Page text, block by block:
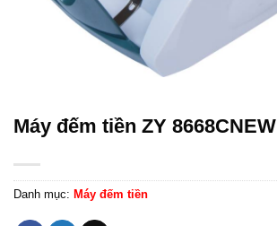
Máy đếm tiền ZY 8668CNEW
Danh mục: Máy đếm tiền